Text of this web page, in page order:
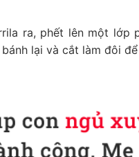
ra, phết lên một lớp
lại và cắt làm đôi